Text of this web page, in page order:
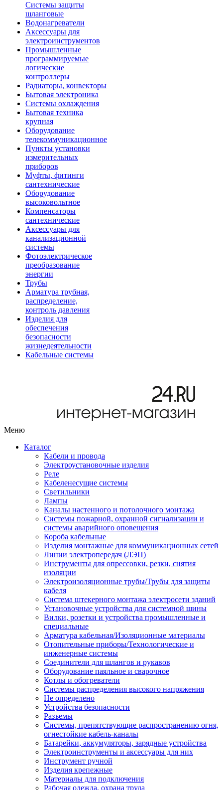
Системы защиты
шланговые
Водонагреватели
Аксессуары для
электроинструментов
Промышленные
программируемые
логические
контроллеры
Радиаторы, конвекторы
Бытовая электроника
Системы охлаждения
Бытовая техника
крупная
Оборудование
телекоммуникационное
Пункты установки
измерительных
приборов
Муфты, фитинги
сантехнические
Оборудование
высоковольтное
Компенсаторы
сантехнические
Аксессуары для
канализационной
системы
Фотоэлектрическое
преобразование
энергии
Трубы
Арматура трубная,
распределение,
контроль давления
Изделия для
обеспечения
безопасности
жизнедеятельности
Кабельные системы
Меню
Каталог
Кабели и провода
Электроустановочные изделия
Реле
Кабеленесущие системы
Светильники
Лампы
Каналы настенного и потолочного монтажа
Системы пожарной, охранной сигнализации и
системы аварийного оповещения
Короба кабельные
Изделия монтажные для коммуникационных сетей
Линии электропередач (ЛЭП)
Инструменты для опрессовки, резки, снятия
изоляции
Электроизоляционные трубы/Трубы для защиты
кабеля
Система штекерного монтажа электросети зданий
Установочные устройства для системной шины
Вилки, розетки и устройства промышленные и
специальные
Арматура кабельная/Изоляционные материалы
Отопительные приборы/Технологические и
инженерные системы
Соединители для шлангов и рукавов
Оборудование паяльное и сварочное
Котлы и обогреватели
Системы распределения высокого напряжения
Не определено
Устройства безопасности
Разъемы
Системы, препятствующие распространению огня,
огнестойкие кабель-каналы
Батарейки, аккумуляторы, зарядные устройства
Электроинструменты и аксессуары для них
Инструмент ручной
Изделия крепежные
Материалы для подключения
Рабочая одежда, охрана труда